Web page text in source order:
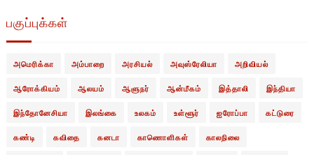
பகுப்புக்கள்
அமெரிக்கா அம்பாறை அரசியல் அவுஸ்ரேலியா அறிவியல்
ஆரோக்கியம் ஆலயம் ஆளுநர் ஆன்மீகம் இத்தாலி இந்தியா
இந்தோனேசியா இலங்கை உலகம் உள்ளூர் ஐரோப்பா கட்டுரை
கண்டி கவிதை கனடா காணொளிகள் காலநிலை